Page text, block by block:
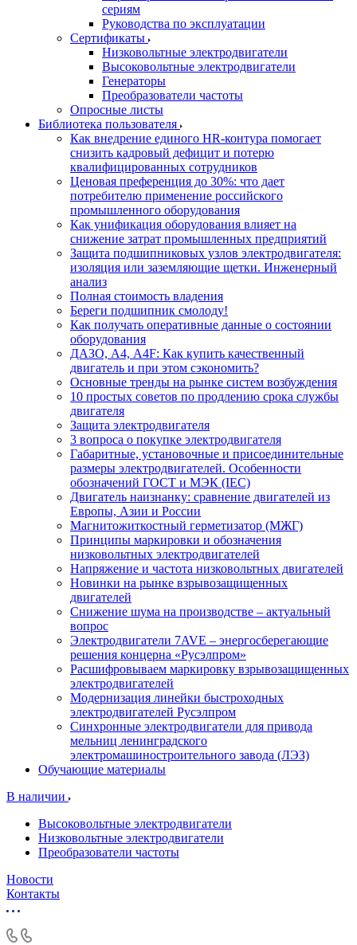
сериям
Руководства по эксплуатации
Сертификаты
Низковольтные электродвигатели
Высоковольтные электродвигатели
Генераторы
Преобразователи частоты
Опросные листы
Библиотека пользователя
Как внедрение единого HR-контура помогает
снизить кадровый дефицит и потерю
квалифицированных сотрудников
Ценовая преференция до 30%: что дает
потребителю применение российского
промышленного оборудования
Как унификация оборудования влияет на
снижение затрат промышленных предприятий
Защита подшипниковых узлов электродвигателя:
изоляция или заземляющие щетки. Инженерный
анализ
Полная стоимость владения
Береги подшипник смолоду!
Как получать оперативные данные о состоянии
оборудования
ДАЗО, А4, А4F: Как купить качественный
двигатель и при этом сэкономить?
Основные тренды на рынке систем возбуждения
10 простых советов по продлению срока службы
двигателя
Защита электродвигателя
3 вопроса о покупке электродвигателя
Габаритные, установочные и присоединительные
размеры электродвигателей. Особенности
обозначений ГОСТ и МЭК (IEC)
Двигатель наизнанку: сравнение двигателей из
Европы, Азии и России
Магнитожиткостный герметизатор (МЖГ)
Принципы маркировки и обозначения
низковольтных электродвигателей
Напряжение и частота низковольтных двигателей
Новинки на рынке взрывозащищенных
двигателей
Снижение шума на производстве – актуальный
вопрос
Электродвигатели 7AVE – энергосберегающие
решения концерна «Русэлпром»
Расшифровываем маркировку взрывозащищенных
электродвигателей
Модернизация линейки быстроходных
электродвигателей Русэлпром
Синхронные электродвигатели для привода
мельниц ленинградского
электромашиностроительного завода (ЛЭЗ)
Обучающие материалы
В наличии
Высоковольтные электродвигатели
Низковольтные электродвигатели
Преобразователи частоты
Новости
Контакты